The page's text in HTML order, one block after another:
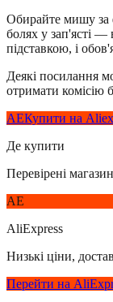
Обирайте мишу
болях у зап'ясті —
підставкою, і
Деякі посилання
отримати комісію
AEКупити на
Де купити
Перевірені
AE
AliExpress
Низькі ціни,
Перейти на